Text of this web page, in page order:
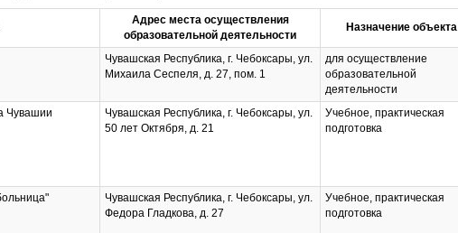
Адрес места осуществления
образовательной деятельности
Назначение объекта
Чувашская Республика, г. Чебоксары, ул.
Михаила Сеспеля, д. 27, пом. 1
для осуществление
образовательной
деятельности
Чувашии
Чувашская Республика, г. Чебоксары, ул.
50 лет Октября, д. 21
Учебное, практическая
подготовка
Чувашская Республика, г. Чебоксары, ул.
Федора Гладкова, д. 27
Учебное, практическая
подготовка